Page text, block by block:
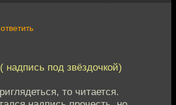
ответить
под звёздочкой)
то читается.